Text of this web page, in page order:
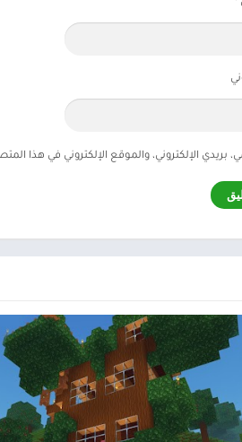
*
بريدي الإلكتروني، والموقع الإلكتروني في هذا